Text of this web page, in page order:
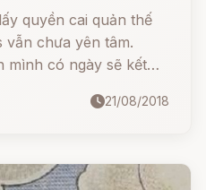
quyền cai quản thế
vẫn chưa yên tâm.
mình có ngày sẽ kết
này dứt ruột đẻ
21/08/2018